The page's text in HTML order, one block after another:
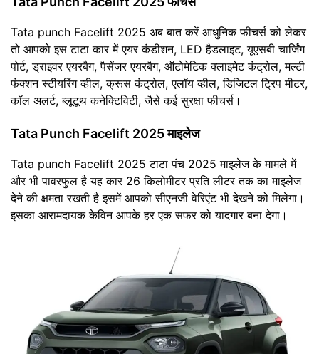
Tata punch Facelift 2025 अब बात करें आधुनिक फीचर्स को लेकर
तो आपको इस टाटा कार में एयर कंडीशन, LED हैडलाइट, यूएसबी चार्जिंग
पोर्ट, ड्राइवर एयरबैग, पैसेंजर एयरबैग, ऑटोमेटिक क्लाइमेट कंट्रोल, मल्टी
फंक्शन स्टीयरिंग व्हील, क्रूस कंट्रोल, एलॉय व्हील, डिजिटल ट्रिप मीटर,
कॉल अलर्ट, ब्लूटूथ कनेक्टिविटी, जैसे कई सुरक्षा फीचर्स।
Tata Punch Facelift 2025 माइलेज
Tata punch Facelift 2025 टाटा पंच 2025 माइलेज के मामले में
और भी पावरफुल है यह कार 26 किलोमीटर प्रति लीटर तक का माइलेज
देने की क्षमता रखती है इसमें आपको सीएनजी वेरिएंट भी देखने को मिलेगा।
इसका आरामदायक केविन आपके हर एक सफर को यादगार बना देगा।